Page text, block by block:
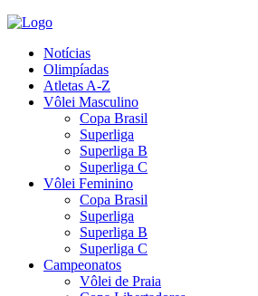
Notícias
Olimpíadas
Atletas A-Z
Vôlei Masculino
Copa Brasil
Superliga
Superliga B
Superliga C
Vôlei Feminino
Copa Brasil
Superliga
Superliga B
Superliga C
Campeonatos
Vôlei de Praia